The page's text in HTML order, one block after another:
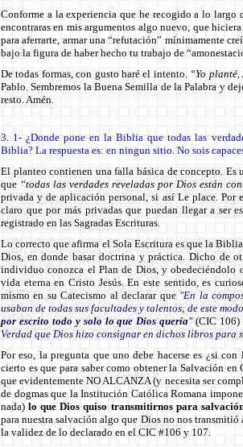
Conforme a la experiencia que he recogido a lo largo
encontraras en mis argumentos algo nuevo, que
para aferrarte, armar una “refutación” mínimamente
bajo la figura de haber hecho tu trabajo de
De todas formas, con gusto haré el intento.“Yo planté,
Pablo. Sembremos la Buena Semilla de la Palabra y
resto. Amén.
3. 1- ¿Donde pone en la Biblia que todas las
Biblia? La respuesta es: en ningun sitio. No sois
El planteo contienen una falla básica de concepto.
que “todas las verdades reveladas por Dios están
privada y de aplicación personal, si así Le place. Por
claro que por más privadas que puedan llegar a ser
registrado en las Sagradas Escrituras.
Lo correcto que afirma el Sola Escritura es que la
Dios, en donde basar doctrina y práctica. Dicho de
individuo conozca el Plan de Dios, y obedeciéndolo
vida eterna en Cristo Jesús. En este sentido, es
mismo en su Catecismo al declarar que "En la
usaban de todas sus facultades y talentos; de este
por escrito todo y solo lo que Dios quería"(CIC
Verdad que Dios hizo consignar en dichos libros para
Por eso, la pregunta que uno debe hacerse es ¿si
cierto es que para saber como obtener la Salvación
que evidentemente NO ALCANZA (y necesita ser
de dogmas que la Institución Católica Romana
nada)lo que Dios quiso transmitirnos para
para nuestra salvación algo que Dios no nos transmitió
la validez de lo declarado en el CIC #106 y 107.